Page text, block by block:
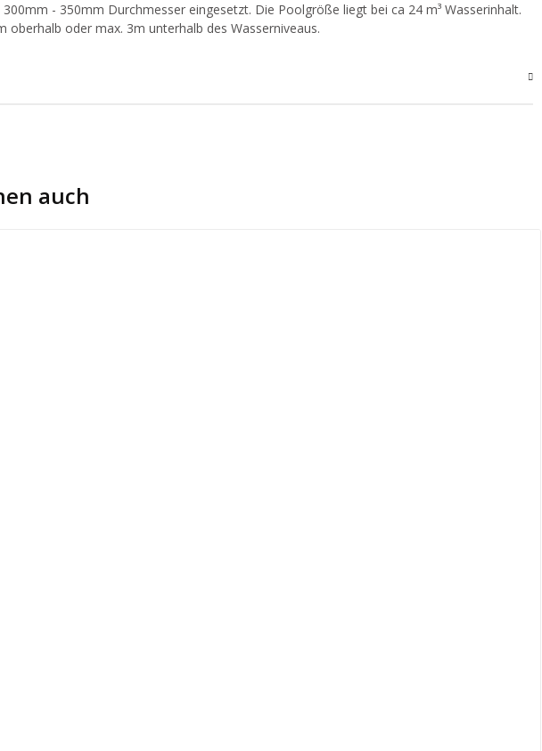
- 350mm Durchmesser eingesetzt. Die Poolgröße liegt bei ca 24 m³ Wasserinhalt.
oder max. 3m unterhalb des Wasserniveaus.
auch